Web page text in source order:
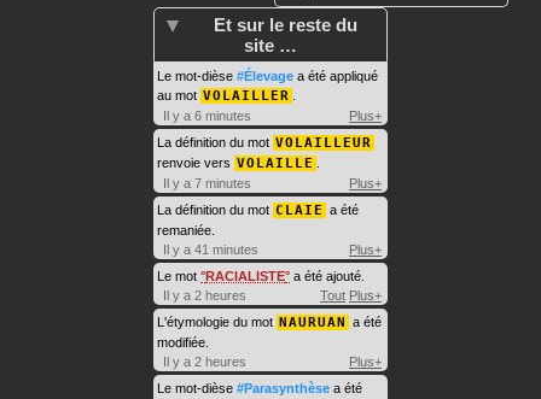
Et sur le reste du
site …
Le mot-dièse #Élevage a été appliqué
au mot VOLAILLER .
Il y a 6 minutes
Plus+
La définition du mot VOLAILLEUR
renvoie vers VOLAILLE .
Il y a 7 minutes
Plus+
La définition du mot CLAIE a été
remaniée.
Il y a 41 minutes
Plus+
Le mot
RACIALISTE a été ajouté.
Il y a 2 heures
Tout Plus+
L'étymologie du mot NAURUAN
a été
modifiée.
Il y a 2 heures
Plus+
Le mot-dièse #Parasynthèse a été